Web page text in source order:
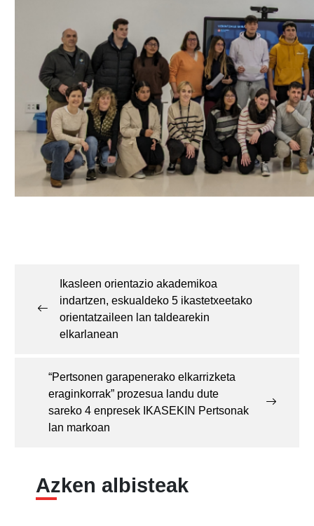
Ikasleen orientazio akademikoa
indartzen, eskualdeko 5 ikastetxeetako
orientatzaileen lan taldearekin
elkarlanean
“Pertsonen garapenerako elkarrizketa
eraginkorrak” prozesua landu dute
sareko 4 enpresek IKASEKIN Pertsonak
lan markoan
Azken albisteak